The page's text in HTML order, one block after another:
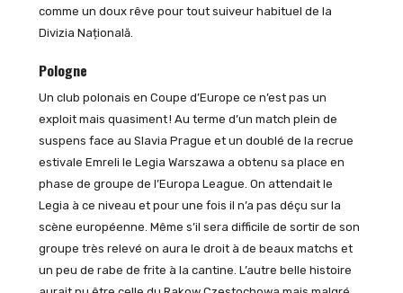
comme un doux rêve pour tout suiveur habituel de la
Divizia Națională.
Pologne
Un club polonais en Coupe d’Europe ce n’est pas un
exploit mais quasiment ! Au terme d’un match plein de
suspens face au Slavia Prague et un doublé de la recrue
estivale Emreli le Legia Warszawa a obtenu sa place en
phase de groupe de l’Europa League. On attendait le
Legia à ce niveau et pour une fois il n’a pas déçu sur la
scène européenne. Même s’il sera difficile de sortir de son
groupe très relevé on aura le droit à de beaux matchs et
un peu de rabe de frite à la cantine. L’autre belle histoire